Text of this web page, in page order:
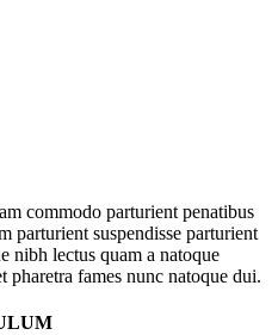
commodo parturient penatibus
parturient suspendisse parturient
nibh lectus quam a natoque
fames nunc natoque dui.